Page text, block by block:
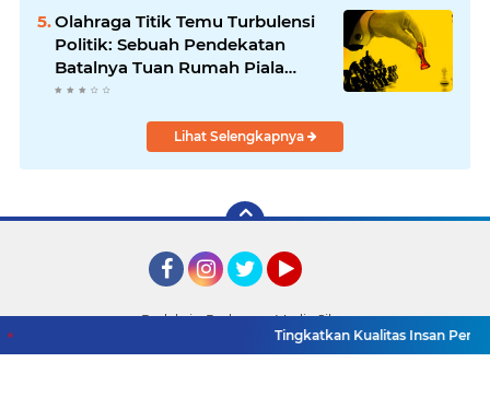
Olahraga Titik Temu Turbulensi
Politik: Sebuah Pendekatan
Batalnya Tuan Rumah Piala
Dunia U-20
Lihat Selengkapnya
Redaksi
Pedoman Media Siber
Tingkatkan Kualitas Insan Pers, PWI
2026 Detik TV Sumsel